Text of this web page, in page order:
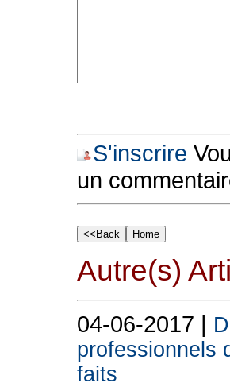
S'inscrire
un
Autre(s)
04-06-2017 |
professionnels
faits